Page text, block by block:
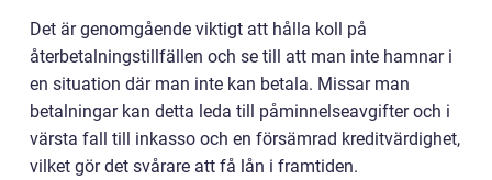
Det är genomgående viktigt att hålla koll på
återbetalningstillfällen och se till att man inte hamnar i
en situation där man inte kan betala. Missar man
betalningar kan detta leda till påminnelseavgifter och i
värsta fall till inkasso och en försämrad kreditvärdighet,
vilket gör det svårare att få lån i framtiden.